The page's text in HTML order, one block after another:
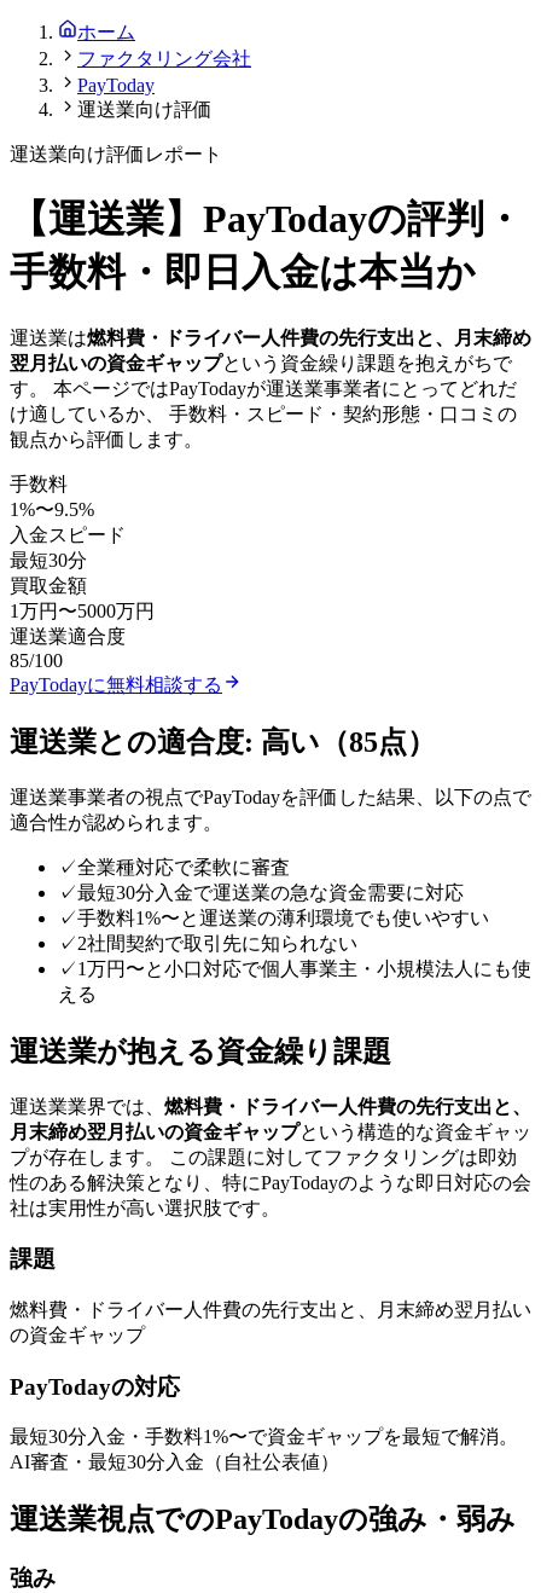
ホーム
ファクタリング会社
PayToday
運送業向け評価
運送業向け評価レポート
【運送業】 PayTodayの評判・
手数料・即日入金は本当か
運送業は燃料費・ドライバー人件費の先行支出と、月末締め
翌月払いの資金ギャップという資金繰り課題を抱えがちで
す。 本ページではPayTodayが運送業事業者にとってどれだ
け適しているか、 手数料・スピード・契約形態・口コミの
観点から評価します。
手数料
1%〜9.5%
入金スピード
最短30分
買取金額
1万円 〜5000万円
運送業適合度
85/100
PayTodayに無料相談する
運送業との適合度: 高い （85点）
運送業事業者の視点でPayTodayを評価した結果、以下の点で
適合性が認められます。
✓全業種対応で柔軟に審査
✓最短30分入金で運送業の急な資金需要に対応
✓手数料1%〜と運送業の薄利環境でも使いやすい
✓2社間契約で取引先に知られない
✓1万円〜と小口対応で個人事業主・小規模法人にも使
える
運送業が抱える資金繰り課題
運送業業界では、 燃料費・ドライバー人件費の先行支出と、
月末締め翌月払いの資金ギャップという構造的な資金ギャッ
プが存在します。 この課題に対してファクタリングは即効
性のある解決策となり、特にPayTodayのような即日対応の会
社は実用性が高い選択肢です。
課題
燃料費・ドライバー人件費の先行支出と、月末締め翌月払い
の資金ギャップ
PayTodayの対応
最短30分 入金・手数料1%〜で資金ギャップを最短で解消。
AI審査・最短30分入金（自社公表値）
運送業視点でのPayTodayの強み・弱み
強み